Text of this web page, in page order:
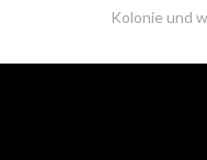
Kolonie und